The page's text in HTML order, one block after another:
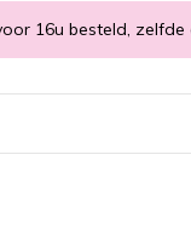
16u besteld,